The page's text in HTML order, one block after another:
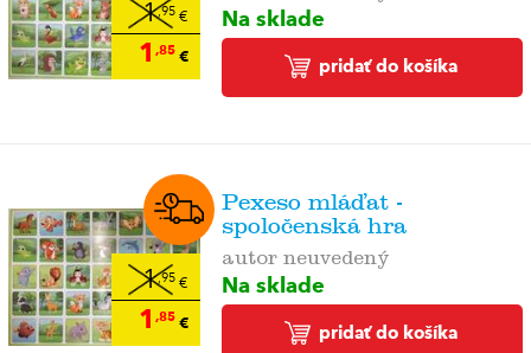
1,95€
1 ,85€
Na sklade
pridať do košíka
1,95€
1 ,85€
Pexeso mláďat -
spoločenská hra
autor neuvedený
Na sklade
pridať do košíka